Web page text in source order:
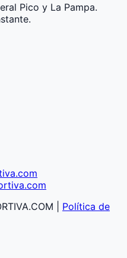
Pico y La Pampa.
| Política de